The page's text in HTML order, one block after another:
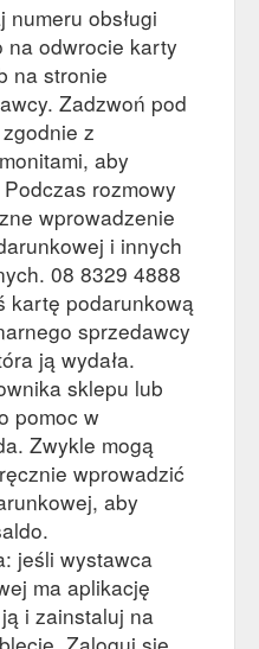
numeru obsługi
na odwrocie karty
na stronie
Zadzwoń pod
z
aby
rozmowy
wprowadzenie
i innych
08 8329 4888
kartę podarunkową
sprzedawcy
ją wydała.
sklepu lub
pomoc w
Zwykle mogą
wprowadzić
aby
jeśli wystawca
ma aplikację
i zainstaluj na